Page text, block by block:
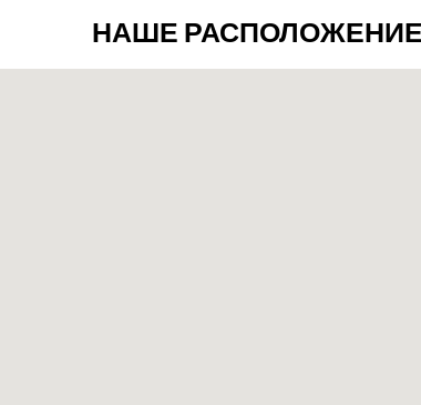
НАШЕ РАСПОЛОЖЕНИЕ